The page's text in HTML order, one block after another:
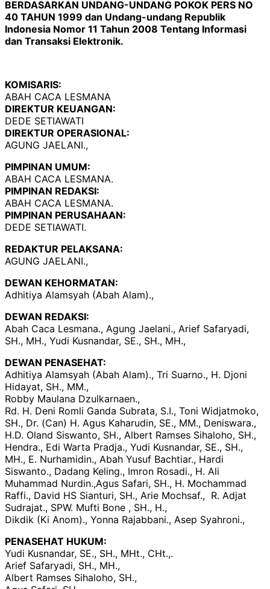
BERDASARKAN UNDANG-UNDANG POKOK PERS NO
40 TAHUN 1999 dan Undang-undang Republik
Indonesia Nomor 11 Tahun 2008 Tentang Informasi
dan Transaksi Elektronik.
KOMISARIS:
ABAH CACA LESMANA
DIREKTUR KEUANGAN:
DEDE SETIAWATI
DIREKTUR OPERASIONAL:
AGUNG JAELANI.,
PIMPINAN UMUM:
ABAH CACA LESMANA.
PIMPINAN REDAKSI:
ABAH CACA LESMANA.
PIMPINAN PERUSAHAAN:
DEDE SETIAWATI.
REDAKTUR PELAKSANA:
AGUNG JAELANI.,
DEWAN KEHORMATAN:
Adhitiya Alamsyah (Abah Alam).,
DEWAN REDAKSI:
Abah Caca Lesmana., Agung Jaelani., Arief Safaryadi,
SH., MH., Yudi Kusnandar, SE., SH., MH.,
DEWAN PENASEHAT:
Adhitiya Alamsyah (Abah Alam)., Tri Suarno., H. Djoni
Hidayat, SH., MM.,
Robby Maulana Dzulkarnaen.,
Rd. H. Deni Romli Ganda Subrata, S.I., Toni Widjatmoko,
SH., Dr. (Can) H. Agus Kaharudin, SE., MM., Deniswara.,
H.D. Oland Siswanto, SH., Albert Ramses Sihaloho, SH.,
Hendra., Edi Warta Pradja., Yudi Kusnandar, SE., SH.,
MH., E. Nurhamidin., Abah Yusuf Bachtiar., Hardi
Siswanto., Dadang Keling., Imron Rosadi., H. Ali
Muhammad Nurdin.,Agus Safari, SH., H. Mochammad
Raffi., David HS Sianturi, SH., Arie Mochsaf., R. Adjat
Sudrajat., SPW. Mufti Bone , SH., H.,
Dikdik (Ki Anom)., Yonna Rajabbani., Asep Syahroni.,
PENASEHAT HUKUM:
Yudi Kusnandar, SE., SH., MHt., CHt.,.
Arief Safaryadi, SH., MH.,
Albert Ramses Sihaloho, SH.,